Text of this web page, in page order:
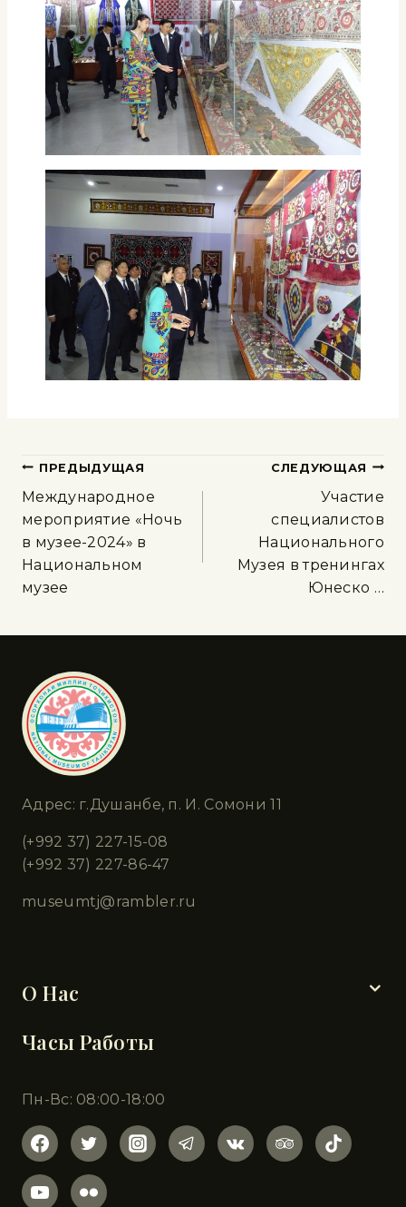
ПРЕДЫДУЩАЯ
Международное
мероприятие «Ночь
в музее-2024» в
Национальном
музее
СЛЕДУЮЩАЯ
Участие
специалистов
Национального
Музея в тренингах
Юнеско …
Адрес: г.Душанбе, п. И. Сомони 11
(+992 37) 227-15-08
(+992 37) 227-86-47
museumtj@rambler.ru
О Нас
Часы Работы
Пн-Вс: 08:00-18:00